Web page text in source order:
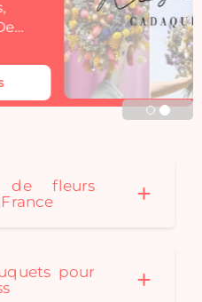
Aquarelle by
Rosacadaques.
Les bouquets de fleurs
séchées Rosa Cadaqués
s'invitent dans votre
décoration. Rosa
Cadaques créé au fil des
pour convenir à tous les
styles de décoration. Un
écologique !
En savoir plus
de fleurs
pour